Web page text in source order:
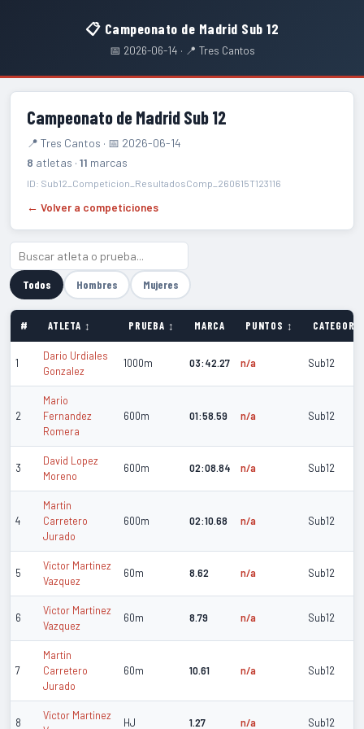
📋 Campeonato de Madrid Sub 12
📅 2026-06-14 · 📍 Tres Cantos
Campeonato de Madrid Sub 12
📍 Tres Cantos · 📅 2026-06-14
8 atletas · 11 marcas
ID: Sub12_Competicion_ResultadosComp_260615T123116
← Volver a competiciones
Todos Hombres Mujeres
# ATLETA ↕ PRUEBA ↕ MARCA PUNTOS ↕
1
Dario Urdiales
Gonzalez
1000m 03:42.27 n/a Sub12
2
Mario
Fernandez
Romera
600m 01:58.59 n/a Sub12
3
David Lopez
Moreno
600m 02:08.84 n/a Sub12
4
Martin
Carretero
Jurado
600m 02:10.68 n/a Sub12
5
Victor Martinez
Vazquez
60m 8.62 n/a Sub12
6
Victor Martinez
Vazquez
60m 8.79 n/a Sub12
7
Martin
Carretero
Jurado
60m 10.61 n/a Sub12
8
Victor Martinez
HJ 1.27 n/a Sub12